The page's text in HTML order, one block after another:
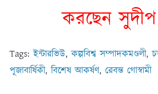
করছেন
Tags:ইন্টারভিউ,কল্পবিশ্ব সম্পাদকমণ্ডলী,
পূজাবার্ষিকী,বিশেষ আকর্ষণ, রেবন্ত গোস্বামী